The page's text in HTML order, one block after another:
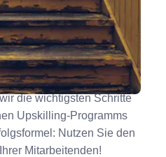
um Ihre Mitarbeiter:innen
die wichtigsten Schritte
Upskilling-Programms
Nutzen Sie den
Mitarbeitenden!